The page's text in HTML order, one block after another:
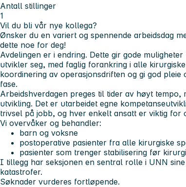
Antall stillinger
1
Vil du bli vår nye kollega?
Ønsker du en variert og spennende arbeidsdag
dette noe for deg!
Avdelingen er i endring. Dette gir gode
utvikler seg, med faglig forankring i alle
koordinering av operasjonsdriften og gi god
fase.
Arbeidshverdagen preges til tider av høyt tempo,
utvikling. Det er utarbeidet egne
trivsel på jobb, og hver enkelt ansatt er viktig for
Vi overvåker og behandler:
barn og voksne
postoperative pasienter fra alle kirurgiske
pasienter som trenger stabilisering før kirurgi
I tillegg har seksjonen en sentral rolle i UNN
katastrofer.
Søknader vurderes fortløpende.